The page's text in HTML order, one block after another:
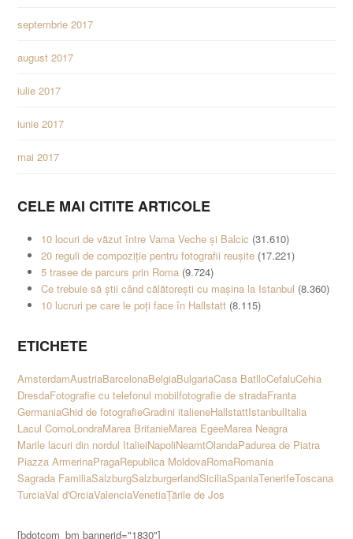
septembrie 2017
august 2017
iulie 2017
iunie 2017
mai 2017
CELE MAI CITITE ARTICOLE
10 locuri de văzut între Vama Veche și Balcic (31.610)
20 reguli de compoziție pentru fotografii reușite (17.221)
5 trasee de parcurs prin Roma (9.724)
Ce trebuie să știi când călătorești cu mașina la Istanbul (8.360)
10 lucruri pe care le poți face în Hallstatt (8.115)
ETICHETE
AmsterdamAustriaBarcelonaBelgiaBulgariaCasa BatlloCefaluCehia
DresdaFotografie cu telefonul mobilfotografie de stradaFranta
GermaniaGhid de fotografieGradini italieneHallstattIstanbulItalia
Lacul ComoLondraMarea BritanieMarea EgeeMarea Neagra
Marile lacuri din nordul ItalieiNapoliNeamtOlandaPadurea de Piatra
Piazza ArmerinaPragaRepublica MoldovaRomaRomania
Sagrada FamiliaSalzburgSalzburgerlandSiciliaSpaniaTenerifeToscana
TurciaVal d'OrciaValenciaVenetiaȚările de Jos
[bdotcom_bm bannerid="1830"]